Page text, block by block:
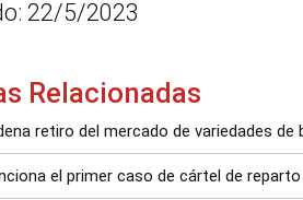
22/5/2023
Relacionadas
retiro del mercado de variedades
el primer caso de cártel de